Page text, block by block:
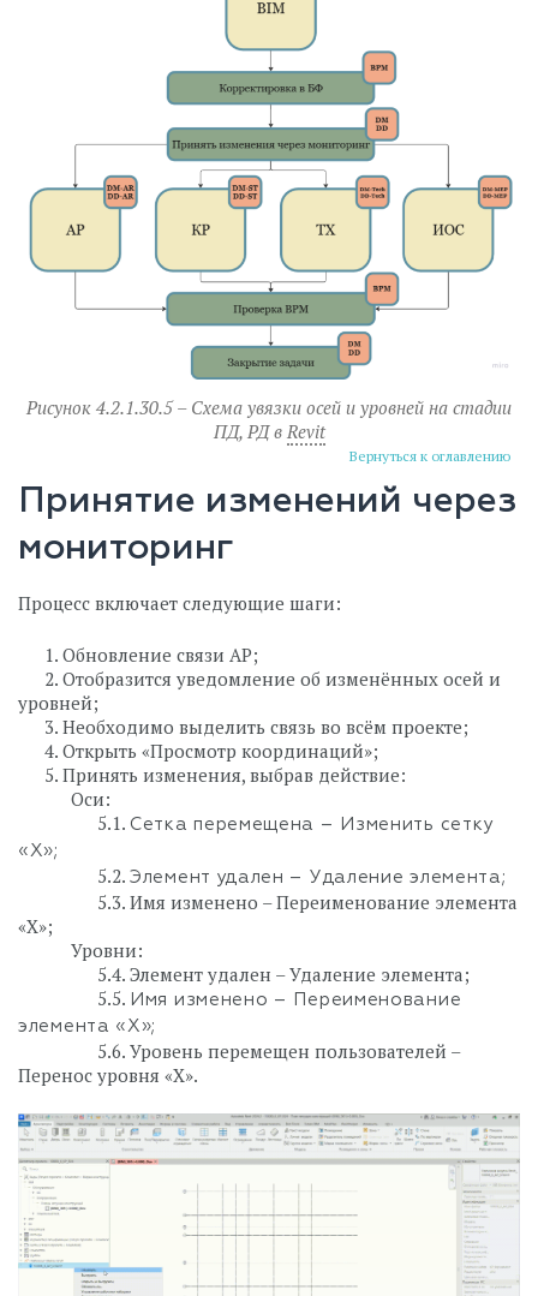
Рисунок 4.2.1.30.5 – Схема увязки осей и уровней на стадии
ПД, РД в Revit
Вернуться к оглавлению
Принятие изменений через
мониторинг
Процесс включает следующие шаги:
⠀⠀1. Обновление связи АР;
⠀⠀2. Отобразится уведомление об изменённых осей и
уровней;
⠀⠀3. Необходимо выделить связь во всём проекте;
⠀⠀4. Открыть «Просмотр координаций»;
⠀⠀5. Принять изменения, выбрав действие:
⠀⠀⠀⠀Оси:
⠀⠀⠀⠀⠀⠀5.1. Сетка перемещена – Изменить сетку
«Х»;
⠀⠀⠀⠀⠀⠀5.2. Элемент удален – Удаление элемента;
⠀⠀⠀⠀⠀⠀5.3. Имя изменено – Переименование элемента
«Х»;
⠀⠀⠀⠀Уровни:
⠀⠀⠀⠀⠀⠀5.4. Элемент удален – Удаление элемента;
⠀⠀⠀⠀⠀⠀5.5. Имя изменено – Переименование
элемента «Х»;
⠀⠀⠀⠀⠀⠀5.6. Уровень перемещен пользователей –
Перенос уровня «Х».